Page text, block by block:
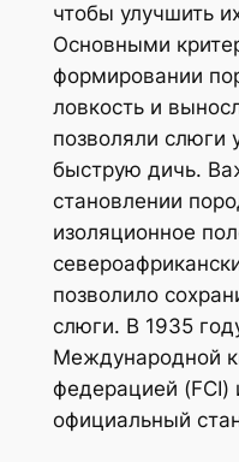
чтобы улучшить
Основными
формировании
ловкость и
позволяли слюги
быструю дичь.
становлении
изоляционное
позволило
слюги. В 1935
Международной
федерацией (FCI)
официальный